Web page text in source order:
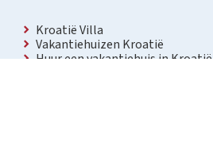
Kroatië Villa
Vakantiehuizen Kroatië
Huur een vakantiehuis in Kroatië